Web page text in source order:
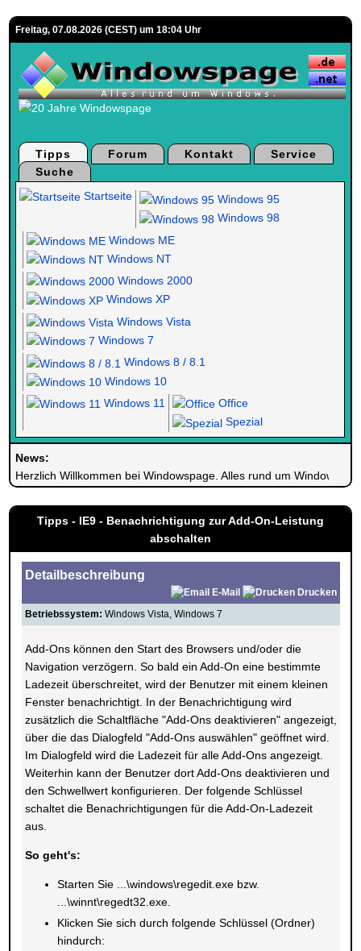
Freitag, 07.08.2026 (CEST) um 18:04 Uhr
Tipps Forum Kontakt
Service
Suche
Startseite
Windows 95
Windows 98
Windows ME
Windows NT
Windows 2000
Windows XP
Windows Vista
Windows 7
Windows 8 / 8.1
Windows 10
Windows 11
Office
Spezial
News:
Herzlich Willkommen bei Windowspage. Alles rund um Windows.
Tipps - IE9 - Benachrichtigung zur Add-On-Leistung
abschalten
Detailbeschreibung
E-Mail
Drucken
Betriebssystem: Windows Vista, Windows 7
Add-Ons können den Start des Browsers und/oder die
Navigation verzögern. So bald ein Add-On eine bestimmte
Ladezeit überschreitet, wird der Benutzer mit einem kleinen
Fenster benachrichtigt. In der Benachrichtigung wird
zusätzlich die Schaltfläche "Add-Ons deaktivieren" angezeigt,
über die das Dialogfeld "Add-Ons auswählen" geöffnet wird.
Im Dialogfeld wird die Ladezeit für alle Add-Ons angezeigt.
Weiterhin kann der Benutzer dort Add-Ons deaktivieren und
den Schwellwert konfigurieren. Der folgende Schlüssel
schaltet die Benachrichtigungen für die Add-On-Ladezeit
aus.
So geht's:
Starten Sie ...\windows\regedit.exe bzw.
...\winnt\regedt32.exe.
Klicken Sie sich durch folgende Schlüssel (Ordner)
hindurch: